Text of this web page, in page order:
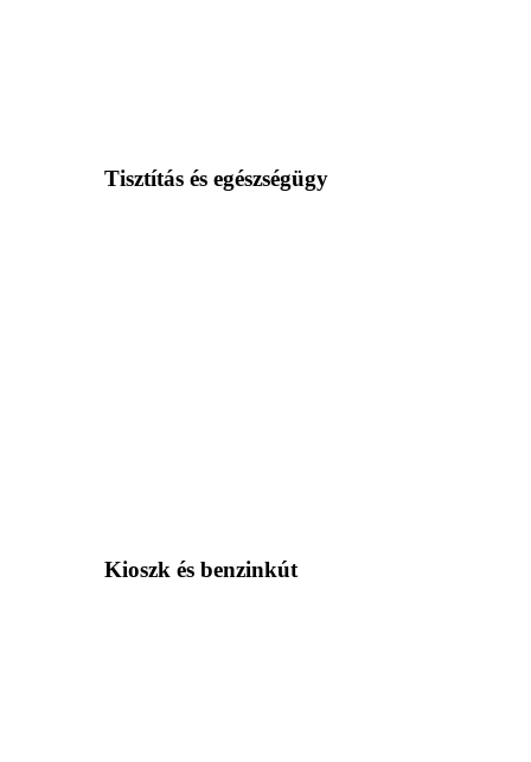
Tisztítás és egészségügy
Kioszk és benzinkút